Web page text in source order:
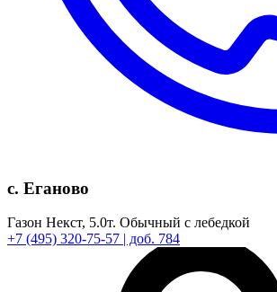
с. Еганово
Газон Некст, 5.0т. Обычный с лебедкой
+7 (495) 320-75-57 | доб. 784